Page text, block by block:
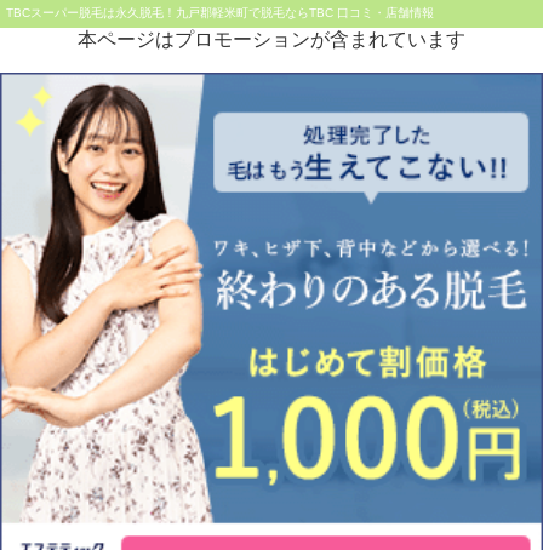
TBCスーパー脱毛は永久脱毛！九戸郡軽米町で脱毛ならTBC 口コミ・店舗情報
本ページはプロモーションが含まれています